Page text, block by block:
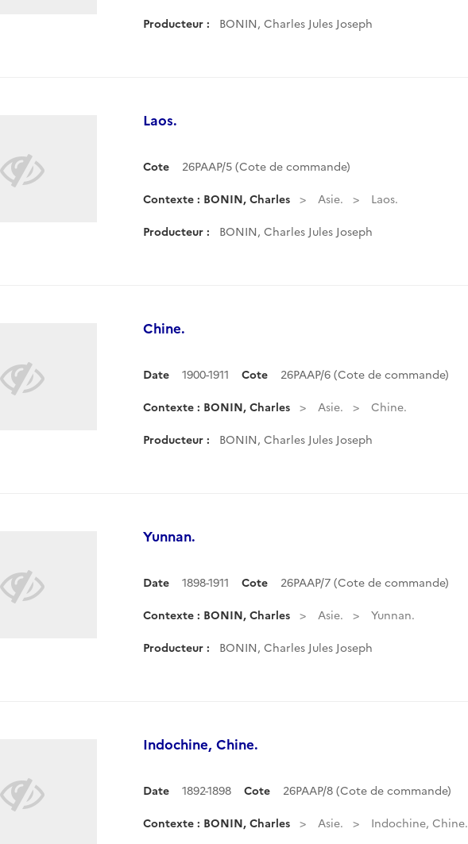
Producteur : BONIN, Charles Jules Joseph
Laos.
Cote 26PAAP/5 (Cote de commande)
Contexte : BONIN, Charles Asie. Laos.
Producteur : BONIN, Charles Jules Joseph
Chine.
Date 1900-1911 Cote 26PAAP/6 (Cote de commande)
Contexte : BONIN, Charles Asie. Chine.
Producteur : BONIN, Charles Jules Joseph
Yunnan.
Date 1898-1911 Cote 26PAAP/7 (Cote de commande)
Contexte : BONIN, Charles Asie. Yunnan.
Producteur : BONIN, Charles Jules Joseph
Indochine, Chine.
Date 1892-1898 Cote 26PAAP/8 (Cote de commande)
Contexte : BONIN, Charles Asie. Indochine, Chine.